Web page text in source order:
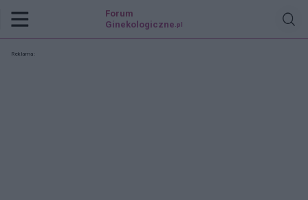
Forum
Ginekologiczne .pl
Reklama: